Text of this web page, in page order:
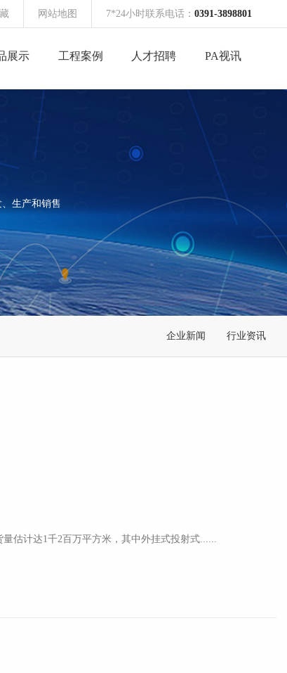
网站地图 7*24小时联系电话： 0391-3898801
展示 工程案例 人才招聘 PA视讯
生产和销售
企业新闻 行业资讯
感器出货量估计达1千2百万平方米，其中外挂式投射式......